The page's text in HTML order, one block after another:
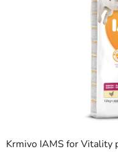
Krmivo IAMS for Vitality